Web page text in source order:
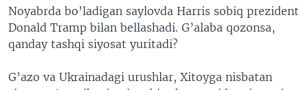
Noyabrda bo’ladigan saylovda Harris sobiq prezident
Donald Tramp bilan bellashadi. G’alaba qozonsa,
qanday tashqi siyosat yuritadi?
G’azo va Ukrainadagi urushlar, Xitoyga nisbatan